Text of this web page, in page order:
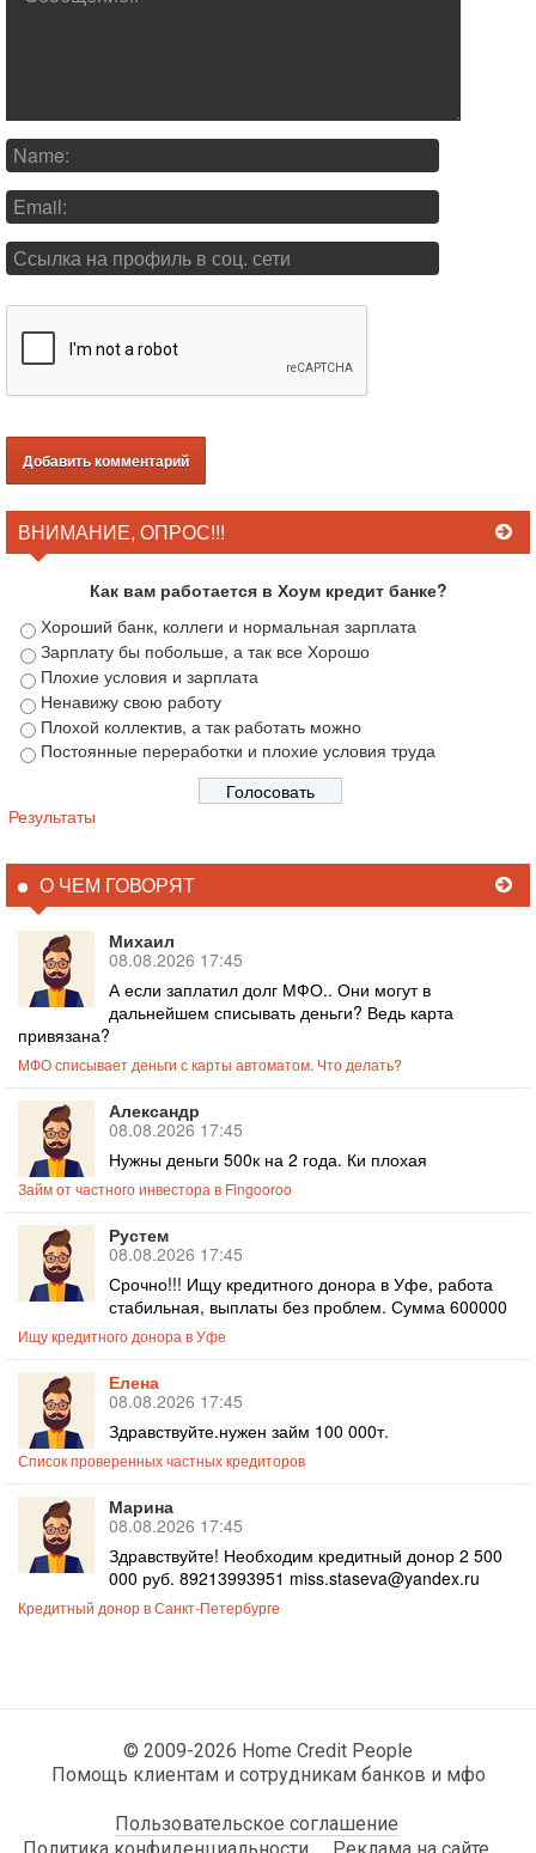
ВНИМАНИЕ, ОПРОС!!!
Как вам работается в Хоум кредит банке?
Хороший банк, коллеги и нормальная зарплата
Зарплату бы побольше, а так все Хорошо
Плохие условия и зарплата
Ненавижу свою работу
Плохой коллектив, а так работать можно
Постоянные переработки и плохие условия труда
Результаты
О ЧЕМ ГОВОРЯТ
Михаил
08.08.2026 17:45
А если заплатил долг МФО.. Они могут в
дальнейшем списывать деньги? Ведь карта
привязана?
МФО списывает деньги с карты автоматом. Что делать?
Александр
08.08.2026 17:45
Нужны деньги 500к на 2 года. Ки плохая
Займ от частного инвестора в Fingooroo
Рустем
08.08.2026 17:45
Срочно!!! Ищу кредитного донора в Уфе, работа
стабильная, выплаты без проблем. Сумма 600000
Ищу кредитного донора в Уфе
Елена
08.08.2026 17:45
Здравствуйте.нужен займ 100 000т.
Список проверенных частных кредиторов
Марина
08.08.2026 17:45
Здравствуйте! Необходим кредитный донор 2 500
000 руб. 89213993951 miss.staseva@yandex.ru
Кредитный донор в Санкт-Петербурге
© 2009-2026 Home Credit People
Помощь клиентам и сотрудникам банков и мфо
Пользовательское соглашение
Политика конфиденциальности
Реклама на сайте